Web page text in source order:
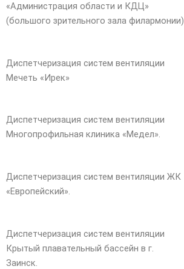
«Администрация области и КДЦ»
(большого зрительного зала филармонии)
Диспетчеризация систем вентиляции
Мечеть «Ирек»
Диспетчеризация систем вентиляции
Многопрофильная клиника «Медел».
Диспетчеризация систем вентиляции ЖК
«Европейский».
Диспетчеризация систем вентиляции
Крытый плавательный бассейн в г.
Заинск.